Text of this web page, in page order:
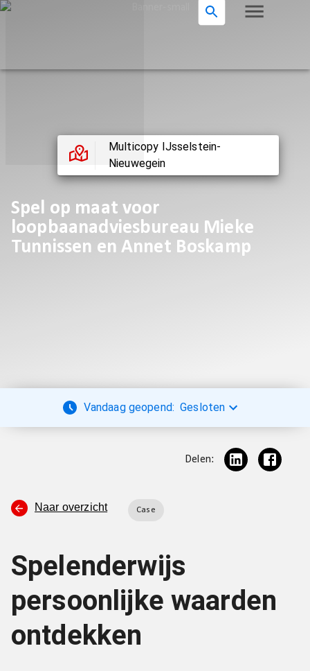
Multicopy IJsselstein-
Nieuwegein
Spel op maat voor
loopbaanadviesbureau Mieke
Tunnissen en Annet Boskamp
Vandaag geopend: Gesloten
Delen:
Naar overzicht Case
Spelenderwijs
persoonlijke waarden
ontdekken